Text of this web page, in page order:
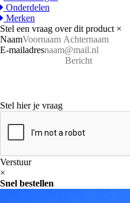
Onderdelen
Merken
Stel een vraag over dit product ×
Naam
E-mailadres
Stel hier je vraag
Verstuur
×
Snel bestellen